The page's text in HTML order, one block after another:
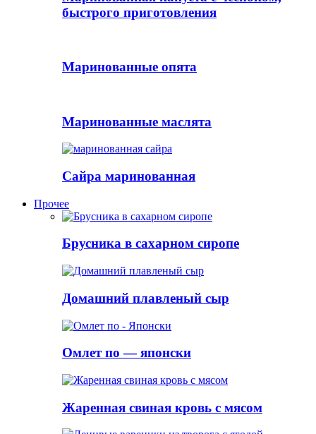
быстрого приготовления
Маринованные опята
Маринованные маслята
Сайра маринованная
Прочее
Брусника в сахарном сиропе
Домашний плавленый сыр
Омлет по — японски
Жаренная свиная кровь с мясом